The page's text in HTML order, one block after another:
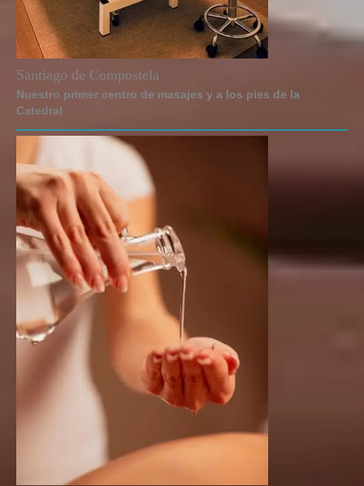
Santiago de Compostela​
Nuestro primer centro de masajes y a los pies de la
Catedral